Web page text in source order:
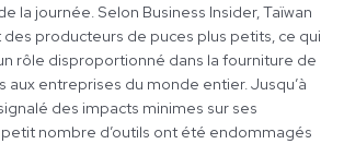
la journée. Selon Business Insider, Taïwan
producteurs de puces plus petits, ce qui
rôle disproportionné dans la fourniture de
aux entreprises du monde entier. Jusqu’à
des impacts minimes sur ses
petit nombre d’outils ont été endommagés